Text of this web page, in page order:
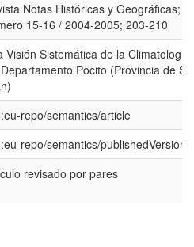
Notas Históricas y Geográficas;
15-16 / 2004-2005; 203-210
Visión Sistemática de la Climatología
Pocito (Provincia de
repo/semantics/article
repo/semantics/publishedVersion
revisado por pares